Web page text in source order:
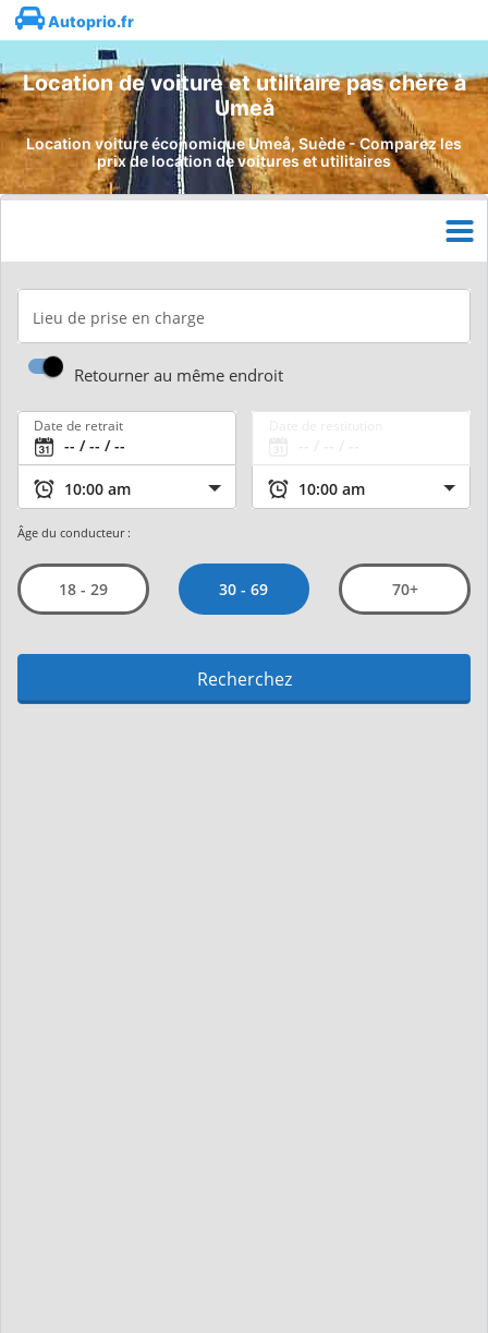
Autoprio.fr
Location de voiture et utilitaire pas chère à
Umeå
Location voiture économique Umeå, Suède - Comparez les
prix de location de voitures et utilitaires
Lieu de prise en charge
Retourner au même endroit
Date de retrait
Âge du conducteur :
18 - 29 30 - 69 70+
Recherchez